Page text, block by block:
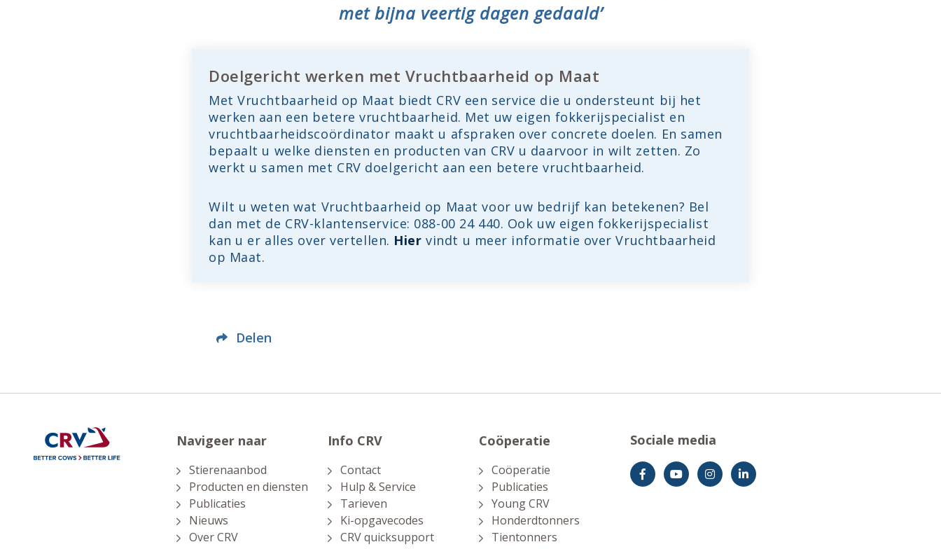
met bijna veertig dagen gedaald’
Doelgericht werken met Vruchtbaarheid op Maat
Met Vruchtbaarheid op Maat biedt CRV een service die u ondersteunt bij het
werken aan een betere vruchtbaarheid. Met uw eigen fokkerijspecialist en
vruchtbaarheidscoördinator maakt u afspraken over concrete doelen. En samen
bepaalt u welke diensten en producten van CRV u daarvoor in wilt zetten. Zo
werkt u samen met CRV doelgericht aan een betere vruchtbaarheid.
Wilt u weten wat Vruchtbaarheid op Maat voor uw bedrijf kan betekenen? Bel
dan met de CRV-klantenservice: 088-00 24 440. Ook uw eigen fokkerijspecialist
kan u er alles over vertellen. Hier vindt u meer informatie over Vruchtbaarheid
op Maat.
Delen
Navigeer naar
Stierenaanbod
Producten en diensten
Publicaties
Nieuws
Over CRV
Info CRV
Contact
Hulp & Service
Tarieven
Ki-opgavecodes
CRV quicksupport
Coöperatie
Coöperatie
Publicaties
Young CRV
Honderdtonners
Tientonners
Sociale media